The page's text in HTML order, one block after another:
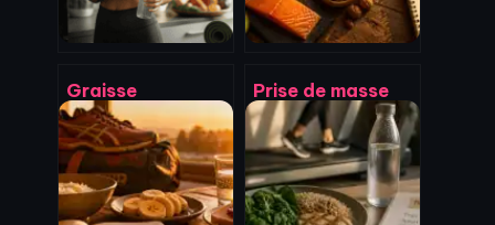
Graisse
abdominale :
pourquoi le cardio
intensif bloque
vos résultats et
comment agir
Prise de masse
musculaire : 300
kcal de surplus et
3 piliers pour
bâtir du muscle
sans gras